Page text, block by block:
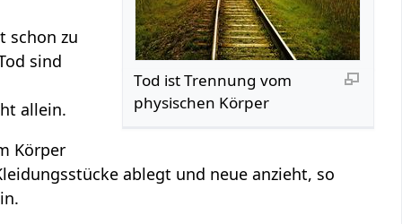
Tod ist Trennung vom
physischen Körper
schon zu
sind
allein.
Körper
ablegt und neue anzieht, so